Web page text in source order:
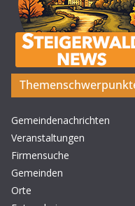
Gemeindenachrichten
Veranstaltungen
Firmensuche
Gemeinden
Orte